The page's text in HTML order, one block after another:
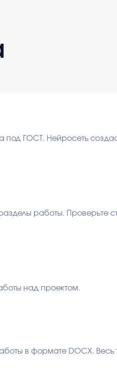
под ГОСТ. Нейросеть
работы. Проверьте
над проектом.
в формате DOCX. Весь